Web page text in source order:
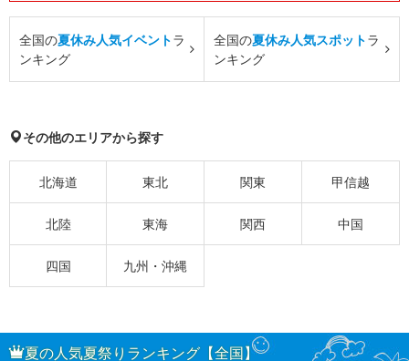
全国の夏休み人気イベントラ
ンキング
全国の夏休み人気スポットラ
ンキング
その他のエリアから探す
北海道 東北 関東 甲信越
北陸 東海 関西 中国
四国 九州・沖縄
夏の人気夏祭りランキング【全国】